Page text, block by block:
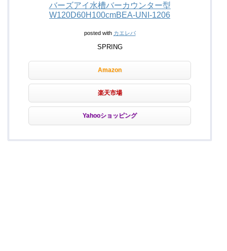
バーズアイ水槽バーカウンター型
W120D60H100cmBEA-UNI-1206
posted with カエレバ
SPRING
Amazon
楽天市場
Yahooショッピング